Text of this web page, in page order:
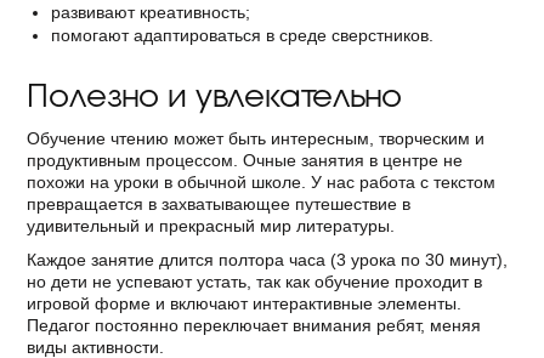
развивают креативность;
помогают адаптироваться в среде сверстников.
Полезно и увлекательно
Обучение чтению может быть интересным, творческим и
продуктивным процессом. Очные занятия в центре не
похожи на уроки в обычной школе. У нас работа с текстом
превращается в захватывающее путешествие в
удивительный и прекрасный мир литературы.
Каждое занятие длится полтора часа (3 урока по 30 минут),
но дети не успевают устать, так как обучение проходит в
игровой форме и включают интерактивные элементы.
Педагог постоянно переключает внимания ребят, меняя
виды активности.